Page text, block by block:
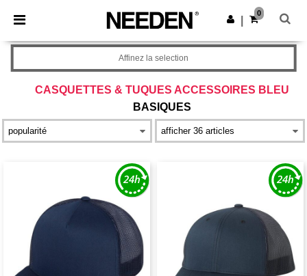
× Appli Needen
Meilleurs prix sur l’app !
Obtenir l'appli
0
CASQUETTES & TUQUES ACCESSOIRES BLEU
BASIQUES
Affinez la selection